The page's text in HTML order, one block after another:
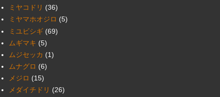
ミヤコドリ (36)
ミヤマホオジロ (5)
ミユビシギ (69)
ムギマキ (5)
ムジセッカ (1)
ムナグロ (6)
メジロ (15)
メダイチドリ (26)